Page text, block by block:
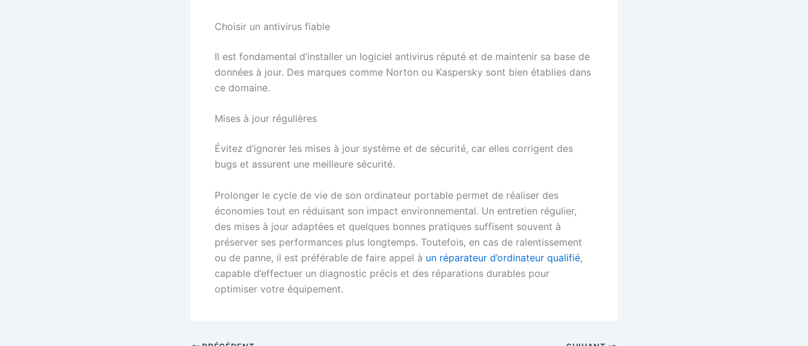
Choisir un antivirus fiable
Il est fondamental d’installer un logiciel antivirus réputé et de maintenir sa base de
données à jour. Des marques comme Norton ou Kaspersky sont bien établies dans
ce domaine.
Mises à jour régulières
Évitez d’ignorer les mises à jour système et de sécurité, car elles corrigent des
bugs et assurent une meilleure sécurité.
Prolonger le cycle de vie de son ordinateur portable permet de réaliser des
économies tout en réduisant son impact environnemental. Un entretien régulier,
des mises à jour adaptées et quelques bonnes pratiques suffisent souvent à
préserver ses performances plus longtemps. Toutefois, en cas de ralentissement
ou de panne, il est préférable de faire appel à un réparateur d’ordinateur qualifié,
capable d’effectuer un diagnostic précis et des réparations durables pour
optimiser votre équipement.